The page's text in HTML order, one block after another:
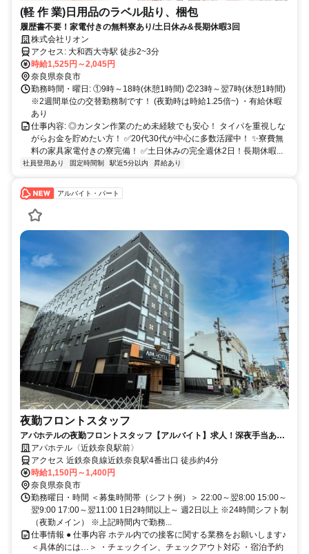
(軽 作 業)日用品のラベル貼り、梱包
履歴書不要！家電付きの無料寮あり/土日休み&長期休暇3回
株式会社リオン
アクセス: 大和西大寺駅 徒歩2~3分
時給1,525円～2,045円
奈良県奈良市
勤務時間・曜日: ①9時～18時(休憩1時間) ②23時～翌7時(休憩1時間)
※2週間単位の交替勤務制です！ (夜勤時は時給1.25倍~) ・有給休暇
あり
仕事内容: ◎カンタン作業のため未経験でも安心！ タイパを重視しな
がらお金を貯めたい方！ ✅20代30代が中心に多数活躍中！ ✨寮費無
料の家具家電付きの寮完備！ ✅土日休みの完全週休2日！長期休暇...
社員登用あり 固定時間制 駅近5分以内 昇給あり
アルバイト・パート
夜勤フロントスタッフ
アパホテルの夜勤フロントスタッフ【アルバイト】求人！深夜手当あり
の夜勤帯でしっかり稼げる
アパホテル〈近鉄奈良駅前〉
アクセス 近鉄奈良線近鉄奈良駅4番出口 徒歩約4分
時給1,150円～1,400円
奈良県奈良市
勤務曜日・時間 ＜募集時間帯（シフト例）＞ 22:00～翌8:00 15:00～
翌9:00 17:00～翌11:00 1日2時間以上～ 週2日以上 ※24時間シフト制
（夜勤メイン） ※上記時間内で勤務...
仕事情報 ● 仕事内容 ホテル内での接客に関する業務をお願いします♪
＜具体的には…＞ ・チェックイン、チェックアウト対応 ・宿泊予約